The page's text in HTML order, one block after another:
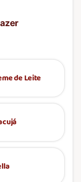
de Leite